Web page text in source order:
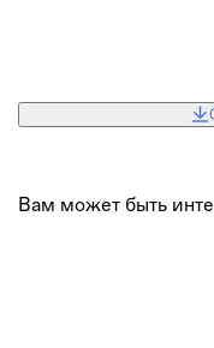
Вам может быть